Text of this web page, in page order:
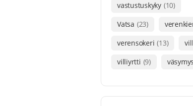
vastustuskyky (10)
Vatsa (23)
verensokeri (13)
villiyrtti (9) väsymys